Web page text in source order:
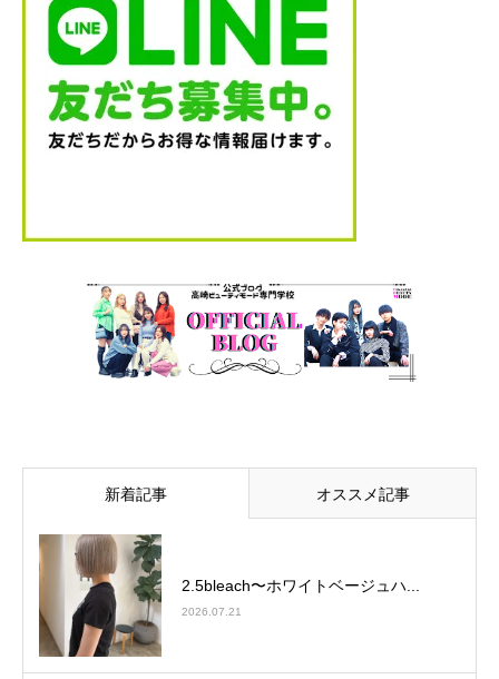
新着記事 オススメ記事
2.5bleach〜ホワイトベージュ⁡ハ...
2026.07.21